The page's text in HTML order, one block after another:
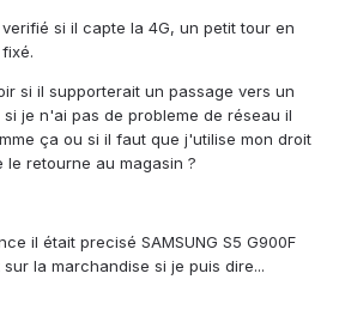
si il capte la 4G, un petit tour en
si il supporterait un passage vers un
je n'ai pas de probleme de réseau il
ça ou si il faut que j'utilise mon droit
retourne au magasin ?
il était precisé SAMSUNG S5 G900F
la marchandise si je puis dire...